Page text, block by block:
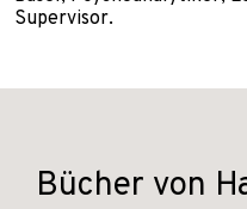
Supervisor.
Bücher von